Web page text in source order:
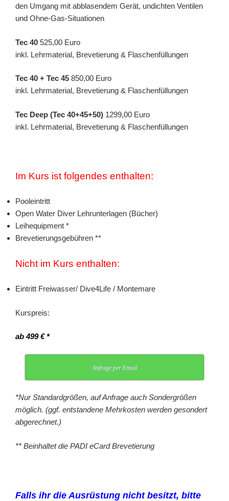
den Umgang mit abblasendem Gerät, undichten Ventilen
und Ohne-Gas-Situationen
Tec 40 525,00 Euro
inkl. Lehrmaterial, Brevetierung & Flaschenfüllungen
Tec 40 + Tec 45 850,00 Euro
inkl. Lehrmaterial, Brevetierung & Flaschenfüllungen
Tec Deep (Tec 40+45+50) 1299,00 Euro
inkl. Lehrmaterial, Brevetierung & Flaschenfüllungen
Im Kurs ist folgendes enthalten:
Pooleintritt
Open Water Diver Lehrunterlagen (Bücher)
Leihequipment *
Brevetierungsgebühren **
Nicht im Kurs enthalten:
Eintritt Freiwasser/ Dive4Life / Montemare
Kurspreis:
ab 499 € *
Anfrage per Email
*Nur Standardgrößen, auf Anfrage auch Sondergrößen
möglich. (ggf. entstandene Mehrkosten werden gesondert
abgerechnet.)
** Beinhaltet die PADI eCard Brevetierung
Falls ihr die Ausrüstung nicht besitzt, bitte